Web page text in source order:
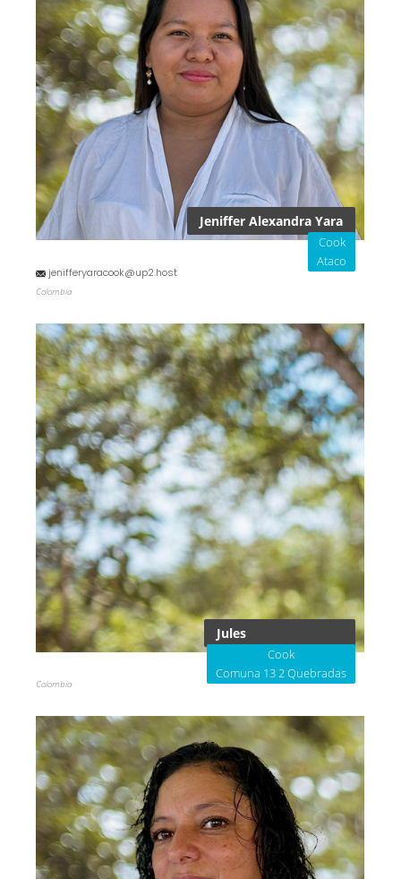
Jeniffer Alexandra Yara
Cook
Ataco
jenifferyaracook@up2.host
Colombia
Jules
Cook
Comuna 13 2 Quebradas
Colombia